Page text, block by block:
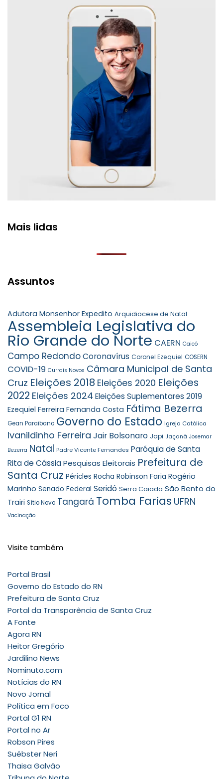
Mais lidas
Assuntos
Adutora Monsenhor Expedito Arquidiocese de Natal
Assembleia Legislativa do
Rio Grande do Norte CAERN Caicó
Campo RedondoCoronavírus Coronel Ezequiel COSERN
COVID-19 Currais Novos Câmara Municipal de Santa
Cruz Eleições 2018 Eleições 2020 Eleições
2022 Eleições 2024 Eleições Suplementares 2019
Ezequiel Ferreira Fernanda Costa Fátima Bezerra
Gean Paraibano Governo do Estado Igreja Católica
Ivanildinho Ferreira Jair Bolsonaro Japi Jaçanã Josemar
Bezerra Natal Padre Vicente Fernandes Paróquia de Santa
Rita de CássiaPesquisas Eleitorais Prefeitura de
Santa Cruz Péricles Rocha Robinson Faria Rogério
Marinho Senado Federal Seridó Serra Caiada São Bento do
Trairi Sítio Novo Tangará Tomba Farias UFRN
Vacinação
Visite também
Portal Brasil
Governo do Estado do RN
Prefeitura de Santa Cruz
Portal da Transparência de Santa Cruz
A Fonte
Agora RN
Heitor Gregório
Jardilino News
Nominuto.com
Notícias do RN
Novo Jornal
Política em Foco
Portal G1 RN
Portal no Ar
Robson Pires
Suébster Neri
Thaisa Galvão